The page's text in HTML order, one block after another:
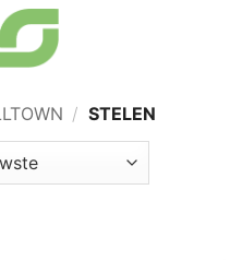
/ STELEN